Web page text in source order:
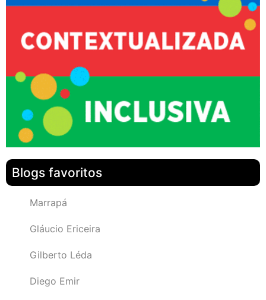
Blogs favoritos
Marrapá
Gláucio Ericeira
Gilberto Léda
Diego Emir